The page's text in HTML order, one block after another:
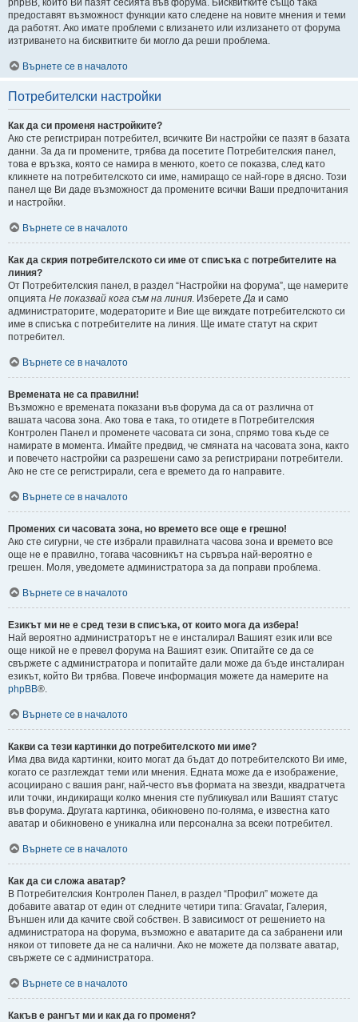
phpBB, които Ви пазят сесията във форума. Бисквитките също така
предоставят възможност функции като следене на новите мнения и теми
да работят. Ако имате проблеми с влизането или излизането от форума
изтриването на бисквитките би могло да реши проблема.
Върнете се в началото
Потребителски настройки
Как да си променя настройките?
Ако сте регистриран потребител, всичките Ви настройки се пазят в базата
данни. За да ги промените, трябва да посетите Потребителския панел,
това е връзка, която се намира в менюто, което се показва, след като
кликнете на потребителското си име, намиращо се най-горе в дясно. Този
панел ще Ви даде възможност да промените всички Ваши предпочитания
и настройки.
Върнете се в началото
Как да скрия потребителското си име от списъка с потребителите на
линия?
От Потребителския панел, в раздел “Настройки на форума”, ще намерите
опцията Не показвай кога съм на линия. ИзберетеДа и само
администраторите, модераторите и Вие ще виждате потребителското си
име в списъка с потребителите на линия. Ще имате статут на скрит
потребител.
Върнете се в началото
Времената не са правилни!
Възможно е времената показани във форума да са от различна от
вашата часова зона. Ако това е така, то отидете в Потребителския
Контролен Панел и променете часовата си зона, спрямо това къде се
намирате в момента. Имайте предвид, че смяната на часовата зона, както
и повечето настройки са разрешени само за регистрирани потребители.
Ако не сте се регистрирали, сега е времето да го направите.
Върнете се в началото
Промених си часовата зона, но времето все още е грешно!
Ако сте сигурни, че сте избрали правилната часова зона и времето все
още не е правилно, тогава часовникът на сървъра най-вероятно е
грешен. Моля, уведомете администратора за да поправи проблема.
Върнете се в началото
Езикът ми не е сред тези в списъка, от които мога да избера!
Най вероятно администраторът не е инсталирал Вашият език или все
още никой не е превел форума на Вашият език. Опитайте се да се
свържете с администратора и попитайте дали може да бъде инсталиран
езикът, който Ви трябва. Повече информация можете да намерите на
phpBB®.
Върнете се в началото
Какви са тези картинки до потребителското ми име?
Има два вида картинки, които могат да бъдат до потребителското Ви име,
когато се разглеждат теми или мнения. Едната може да е изображение,
асоциирано с вашия ранг, най-често във формата на звезди, квадратчета
или точки, индикиращи колко мнения сте публикувал или Вашият статус
във форума. Другата картинка, обикновено по-голяма, е известна като
аватар и обикновено е уникална или персонална за всеки потребител.
Върнете се в началото
Как да си сложа аватар?
В Потребителския Контролен Панел, в раздел “Профил” можете да
добавите аватар от един от следните четири типа: Gravatar, Галерия,
Външен или да качите свой собствен. В зависимост от решението на
администратора на форума, възможно е аватарите да са забранени или
някои от типовете да не са налични. Ако не можете да ползвате аватар,
свържете се с администратора.
Върнете се в началото
Какъв е рангът ми и как да го променя?